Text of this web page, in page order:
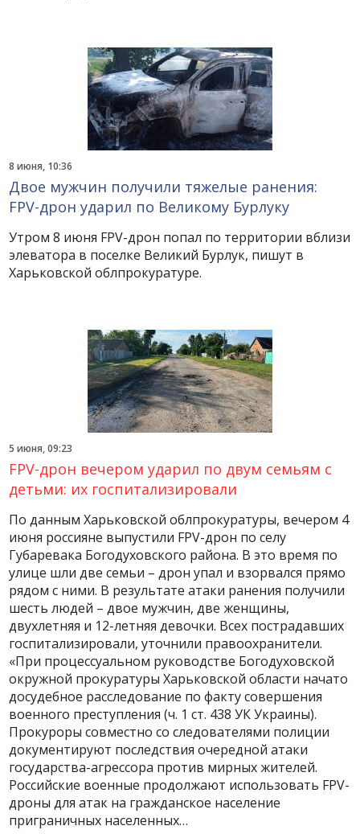
8 июня, 10:36
Двое мужчин получили тяжелые ранения:
FPV-дрон ударил по Великому Бурлуку
Утром 8 июня FPV-дрон попал по территории вблизи
элеватора в поселке Великий Бурлук, пишут в
Харьковской облпрокуратуре.
5 июня, 09:23
FPV-дрон вечером ударил по двум семьям с
детьми: их госпитализировали
По данным Харьковской облпрокуратуры, вечером 4
июня россияне выпустили FPV-дрон по селу
Губаревака Богодуховского района. В это время по
улице шли две семьи – дрон упал и взорвался прямо
рядом с ними. В результате атаки ранения получили
шесть людей – двое мужчин, две женщины,
двухлетняя и 12-летняя девочки. Всех пострадавших
госпитализировали, уточнили правоохранители.
«При процессуальном руководстве Богодуховской
окружной прокуратуры Харьковской области начато
досудебное расследование по факту совершения
военного преступления (ч. 1 ст. 438 УК Украины).
Прокуроры совместно со следователями полиции
документируют последствия очередной атаки
государства-агрессора против мирных жителей.
Российские военные продолжают использовать FPV-
дроны для атак на гражданское население
приграничных населенных…